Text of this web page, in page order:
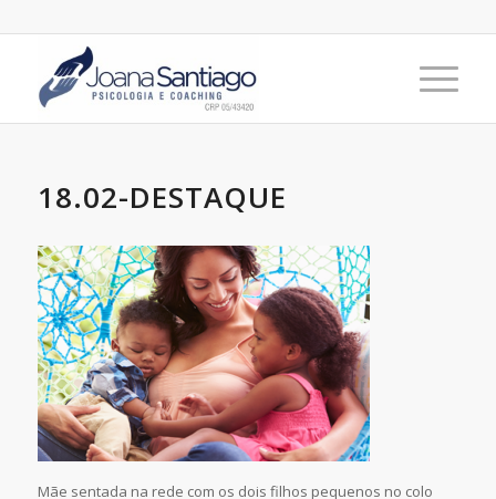
18.02-DESTAQUE
Mãe sentada na rede com os dois filhos pequenos no colo